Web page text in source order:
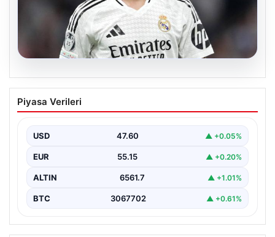
05.08.2026
Beşiktaş’ın sağ kanat arayışında
İspanya rotası: Real Madrid’den sürpriz
Muhammed Salah için sürdürülen görüşmelerin son
alternatif çözümlere hız…
Piyasa Verileri
USD 47.60 ▲ +0.05%
EUR 55.15 ▲ +0.20%
ALTIN 6561.7 ▲ +1.01%
BTC 3067702 ▲ +0.61%